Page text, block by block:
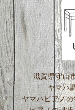
滋賀県守山
ヤマハ
ヤマハピアノ